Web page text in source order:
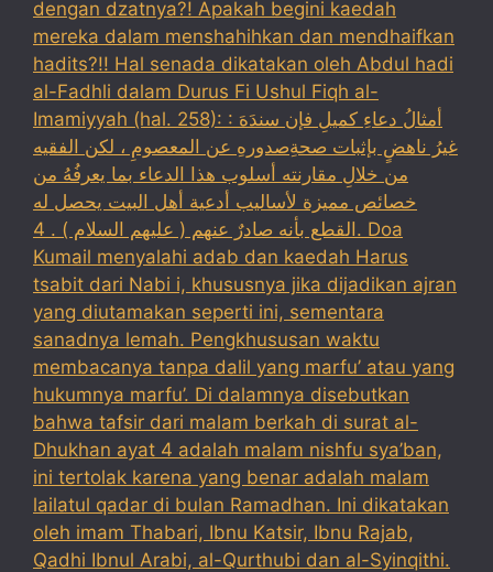
dengan dzatnya?! Apakah begini kaedah
mereka dalam menshahihkan dan mendhaifkan
hadits?!! Hal senada dikatakan oleh Abdul hadi
al-Fadhli dalam Durus Fi Ushul Fiqh al-
Imamiyyah (hal. 258): : أمثالُ دعاءِ كميلِ فإن سندَهَ
غيرُ ناهضٍ بإثبات صحةِصدورهِ عن المعصومِ ، لكن الفقيه
من خلالِ مقارنته أسلوب هذا الدعاء بما يعرفُهُ من
خصائص مميزة لأساليب أدعية أهل البيت يحصل له
القطع بأنه صادرٌ عنهم ( عليهم السلام ) . 4. Doa
Kumail menyalahi adab dan kaedah Harus
tsabit dari Nabi i, khususnya jika dijadikan ajran
yang diutamakan seperti ini, sementara
sanadnya lemah. Pengkhususan waktu
membacanya tanpa dalil yang marfu’ atau yang
hukumnya marfu’. Di dalamnya disebutkan
bahwa tafsir dari malam berkah di surat al-
Dhukhan ayat 4 adalah malam nishfu sya’ban,
ini tertolak karena yang benar adalah malam
lailatul qadar di bulan Ramadhan. Ini dikatakan
oleh imam Thabari, Ibnu Katsir, Ibnu Rajab,
Qadhi Ibnul Arabi, al-Qurthubi dan al-Syinqithi.